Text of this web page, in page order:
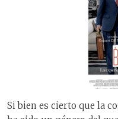
Si bien es cierto que la